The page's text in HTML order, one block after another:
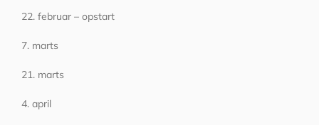
22. februar – opstart
7. marts
21. marts
4. april